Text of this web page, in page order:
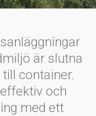
är slutna
container.
och
med ett